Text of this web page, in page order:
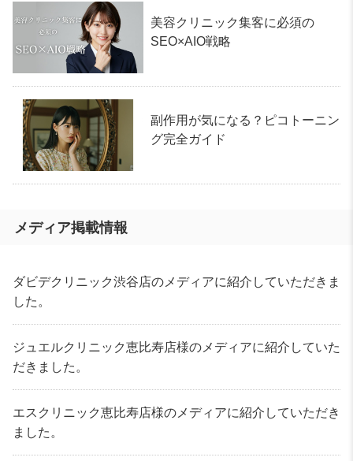
美容クリニック集客に必須の
SEO×AIO戦略
副作用が気になる？ピコトーニン
グ完全ガイド
メディア掲載情報
ダビデクリニック渋谷店のメディアに紹介していただきま
した。
ジュエルクリニック恵比寿店様のメディアに紹介していた
だきました。
エスクリニック恵比寿店様のメディアに紹介していただき
ました。